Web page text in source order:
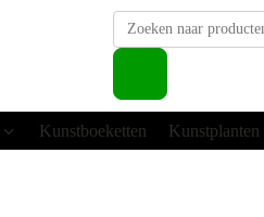
Producten
zoeken
Kunstboeketten Kunstplanten